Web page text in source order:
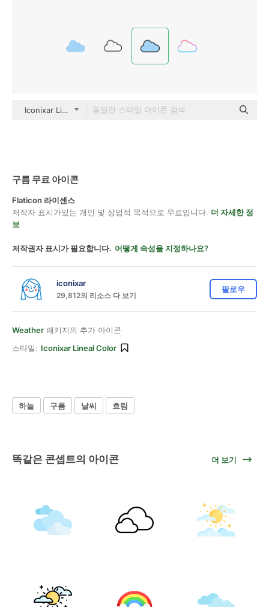
Iconixar Lineal Color
구름 무료 아이콘
Flaticon 라이센스
저작자 표시가있는 개인 및 상업적 목적으로 무료입니다. 더 자세한 정
보
저작권자 표시가 필요합니다. 어떻게 속성을 지정하나요?
iconixar
29,812의 리소스 다 보기
팔로우
Weather 패키지의 추가 아이콘
스타일: Iconixar Lineal Color
하늘 구름 날씨 흐림
똑같은 콘셉트의 아이콘 더 보기